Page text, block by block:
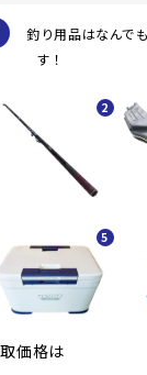
釣り用品はなんで
す！
2
5
価格は